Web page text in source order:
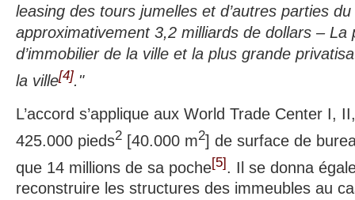
leasing des tours jumelles et d’autres parties
approximativement 3,2 milliards de dollars – La
d’immobilier de la ville et la plus grande
la ville[4]."
L’accord s’applique aux World Trade Center I,
425.000 pieds2 [40.000 m2] de surface de
que 14 millions de sa poche[5]
. Il se donna
reconstruire les structures des immeubles au